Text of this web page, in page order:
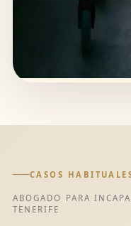
CASOS
ABOGADO PARA
TENERIFE